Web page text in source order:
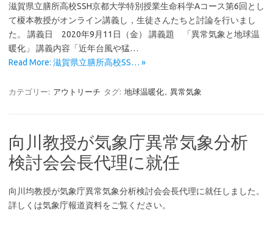
滋賀県立膳所高校SSH京都大学特別授業生命科学Aコース第6回とし
て榎本教授がオンライン講義し，生徒さんたちと討論を行いまし
た。 講義日 2020年9月11日（金） 講義題 「異常気象と地球温
暖化」 講義内容「近年台風や猛…
Read More: 滋賀県立膳所高校SS… »
カテゴリー: アウトリーチ タグ: 地球温暖化 異常気象
向川教授が気象庁異常気象分析
検討会会長代理に就任
向川均教授が気象庁異常気象分析検討会会長代理に就任しました。
詳しくは気象庁報道資料をご覧ください。